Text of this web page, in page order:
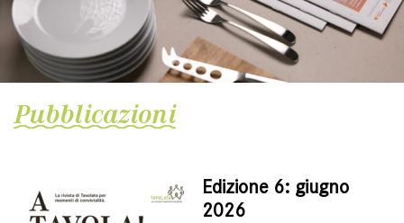
Pubblicazioni
Edizione 6: giugno
2026